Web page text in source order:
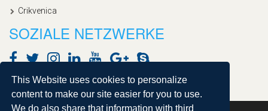
This Website uses cookies to personalize
content to make our site easier for you to use.
We do also share that information with third
Crikvenica
SOZIALE NETZWERKE